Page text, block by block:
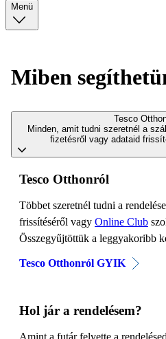
Menü
Miben
Tesco
Minden, amit tudni szeretnél a
fizetésről vagy adataid
Tesco Otthonról
Többet szeretnél tudni a
frissítéséről vagy Online Club
Összegyűjtöttük a leggyakoribb
Tesco Otthonról GYIK
Hol jár a rendelésem?
Amint a futár felvette a